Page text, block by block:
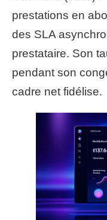
prestations en
des SLA
prestataire. Son
pendant son
cadre net fidélise.